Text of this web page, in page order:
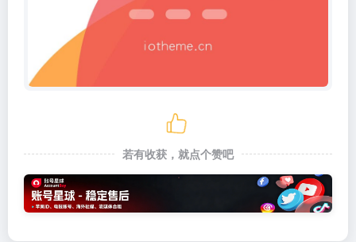
若有收获，就点个赞吧